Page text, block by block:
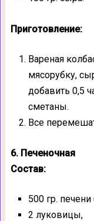
Приготовление:
Вареная
мясорубку,
добавить 0,5
сметаны.
Все
6. Печеночная
Состав:
500 гр.
2 луковицы,